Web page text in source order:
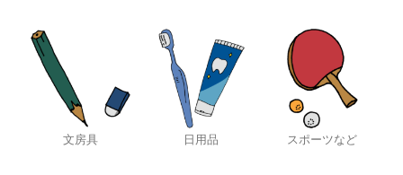
文房具 日用品 スポーツなど